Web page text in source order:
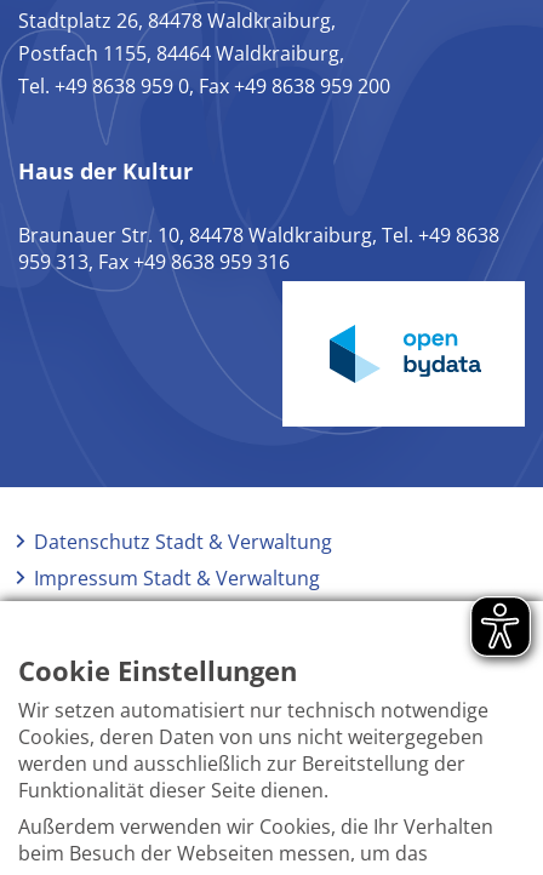
Stadtplatz 26, 84478 Waldkraiburg,
Postfach 1155, 84464 Waldkraiburg,
Tel. +49 8638 959 0, Fax +49 8638 959 200
Haus der Kultur
Braunauer Str. 10, 84478 Waldkraiburg, Tel. +49 8638
959 313, Fax +49 8638 959 316
Datenschutz Stadt & Verwaltung
Impressum Stadt & Verwaltung
Cookie Einstellungen
Wir setzen automatisiert nur technisch notwendige
Cookies, deren Daten von uns nicht weitergegeben
werden und ausschließlich zur Bereitstellung der
Funktionalität dieser Seite dienen.
Außerdem verwenden wir Cookies, die Ihr Verhalten
beim Besuch der Webseiten messen, um das